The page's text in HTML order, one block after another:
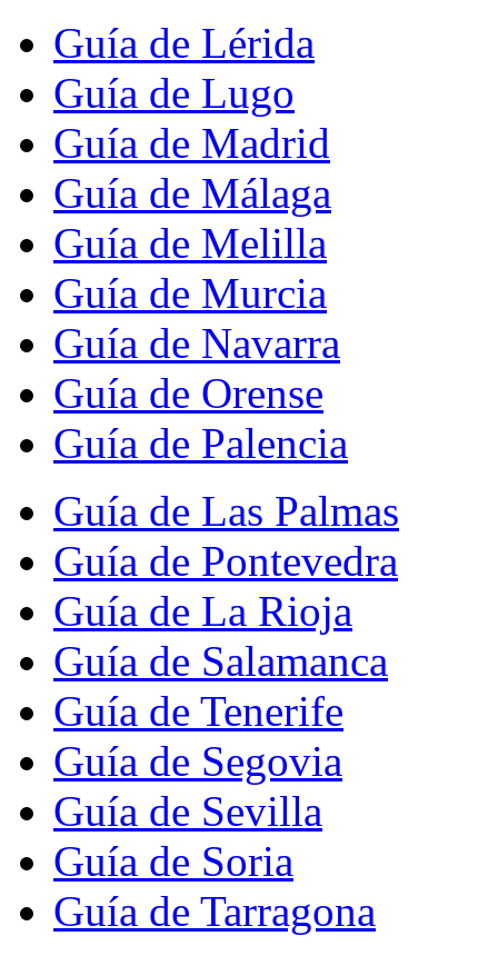
Guía de Lérida
Guía de Lugo
Guía de Madrid
Guía de Málaga
Guía de Melilla
Guía de Murcia
Guía de Navarra
Guía de Orense
Guía de Palencia
Guía de Las Palmas
Guía de Pontevedra
Guía de La Rioja
Guía de Salamanca
Guía de Tenerife
Guía de Segovia
Guía de Sevilla
Guía de Soria
Guía de Tarragona